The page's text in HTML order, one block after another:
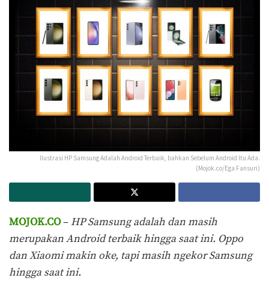
Ilustrasi HP Samsung Adalah Android Terbaik, bahkan Sebelum Android Itu Ada.
(Mojok.co/Ega Fansuri)
MOJOK.CO– HP Samsung adalah dan masih
merupakan Android terbaik hingga saat ini. Oppo
dan Xiaomi makin oke, tapi masih ngekor Samsung
hingga saat ini.